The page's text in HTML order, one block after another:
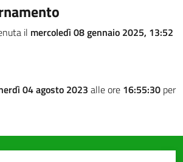
il mercoledì 08 gennaio 2025, 13:52
04 agosto 2023 alle ore 16:55:30 per